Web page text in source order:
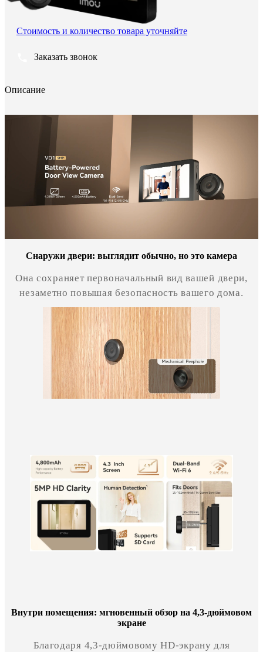
Стоимость и количество товара уточняйте
Заказать звонок
Описание
Снаружи двери: выглядит обычно, но это камера
Она сохраняет первоначальный вид вашей двери,
незаметно повышая безопасность вашего дома.
Внутри помещения: мгновенный обзор на 4,3-дюймовом
экране
Благодаря 4,3-дюймовому HD-экрану для